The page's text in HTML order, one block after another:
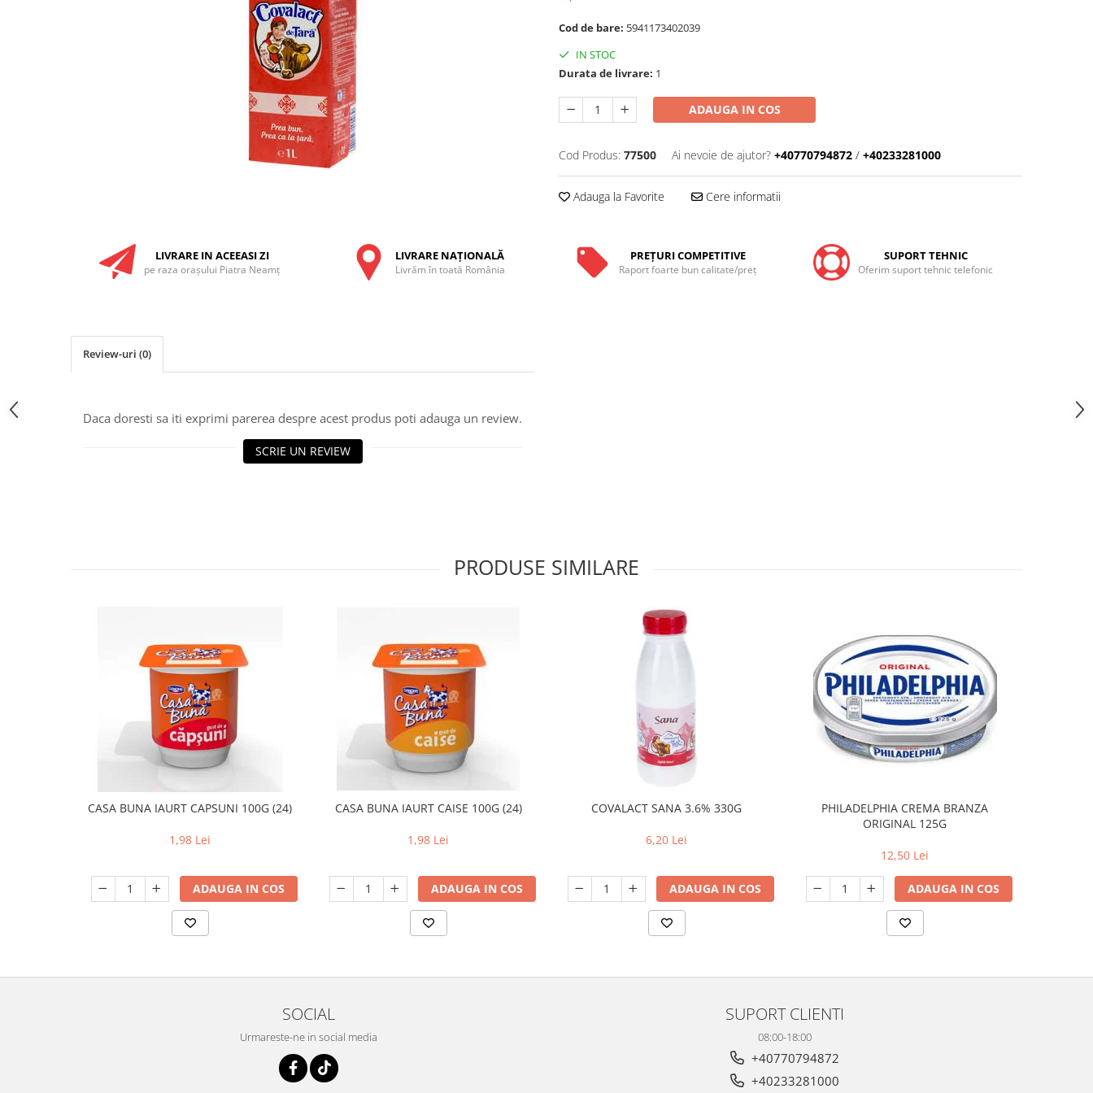
Cod de bare: 5941173402039
IN STOC
Durata de livrare: 1
ADAUGA IN COS
Cod Produs: 77500 Ai nevoie de ajutor? +40770794872 / +40233281000
Adauga la Favorite Cere informatii
LIVRARE IN ACEEASI ZI
pe raza oraşului Piatra Neamţ
LIVRARE NAŢIONALĂ
Livrăm în toată România
PREŢURI COMPETITIVE
Raport foarte bun calitate/preţ
SUPORT TEHNIC
Oferim suport tehnic telefonic
Review-uri (0)
Daca doresti sa iti exprimi parerea despre acest produs poti adauga un review.
SCRIE UN REVIEW
PRODUSE SIMILARE
CASA BUNA IAURT CAPSUNI 100G (24)
1,98 Lei
ADAUGA IN COS
CASA BUNA IAURT CAISE 100G (24)
1,98 Lei
ADAUGA IN COS
COVALACT SANA 3.6% 330G
6,20 Lei
ADAUGA IN COS
PHILADELPHIA CREMA BRANZA
ORIGINAL 125G
12,50 Lei
ADAUGA IN COS
SOCIAL
Urmareste-ne in social media
SUPORT CLIENTI
08:00-18:00
+40770794872
+40233281000